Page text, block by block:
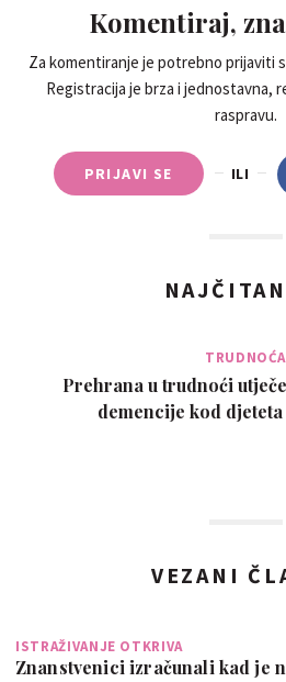
Komentiraj,
Za komentiranje je potrebno prijaviti
Registracija je brza i jednostavna,
raspravu.
PRIJAVI SE ILI
TRUDNOĆA
Prehrana u trudnoći
demencije kod
VEZANI
ISTRAŽIVANJE OTKRIVA
Znanstvenici izračunali kad je